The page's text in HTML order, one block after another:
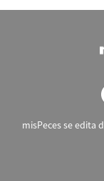
misPeces se edita